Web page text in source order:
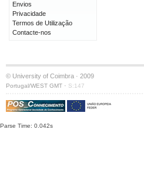
Envios
Privacidade
Termos de Utilização
Contacte-nos
© University of Coimbra · 2009
Portugal/WEST GMT · S:147
Parse Time: 0.042s